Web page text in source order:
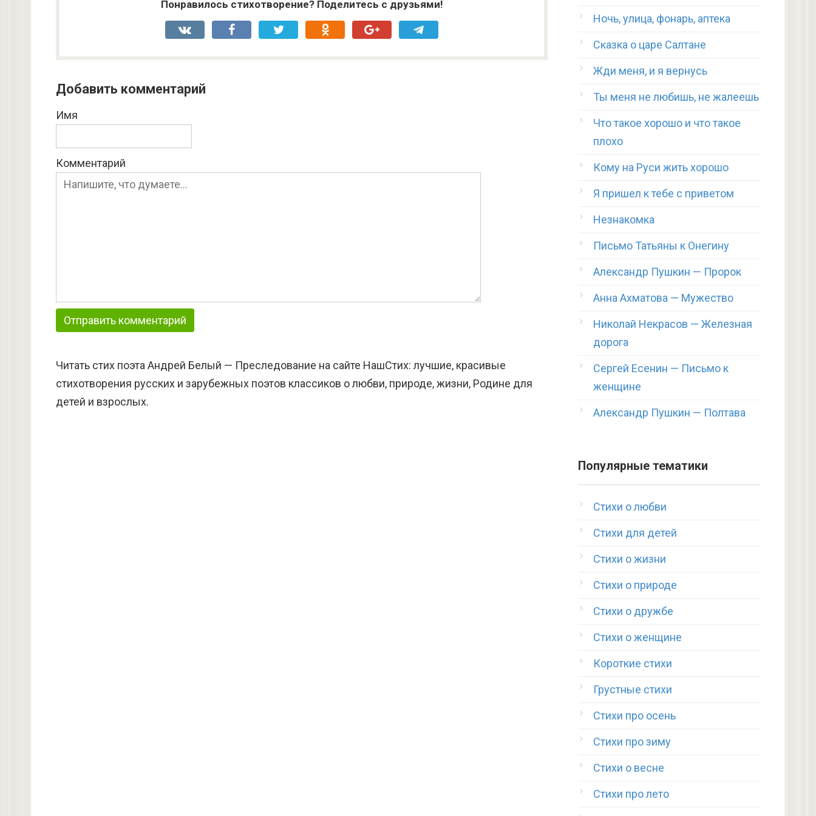
Понравилось стихотворение? Поделитесь с друзьями!
Добавить комментарий
Имя
Комментарий
Читать стих поэта Андрей Белый — Преследование на сайте НашСтих: лучшие, красивые
стихотворения русских и зарубежных поэтов классиков о любви, природе, жизни, Родине для
детей и взрослых.
Ночь, улица, фонарь, аптека
Сказка о царе Салтане
Жди меня, и я вернусь
Ты меня не любишь, не жалеешь
Что такое хорошо и что такое
плохо
Кому на Руси жить хорошо
Я пришел к тебе с приветом
Незнакомка
Письмо Татьяны к Онегину
Александр Пушкин — Пророк
Анна Ахматова — Мужество
Николай Некрасов — Железная
дорога
Сергей Есенин — Письмо к
женщине
Александр Пушкин — Полтава
Популярные тематики
Стихи о любви
Стихи для детей
Стихи о жизни
Стихи о природе
Стихи о дружбе
Стихи о женщине
Короткие стихи
Грустные стихи
Стихи про осень
Стихи про зиму
Стихи о весне
Стихи про лето